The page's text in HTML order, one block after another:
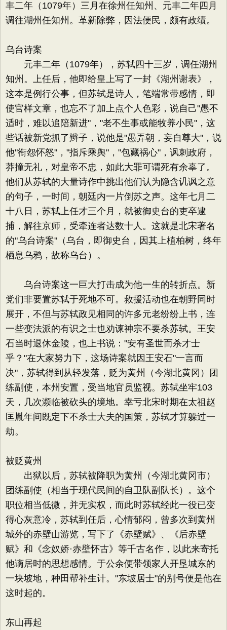
丰二年（1079年）三月在徐州任知州、元丰二年四月
调往湖州任知州。革新除弊，因法便民，颇有政绩。
乌台诗案
元丰二年（1079年），苏轼四十三岁，调任湖州
知州。上任后，他即给皇上写了一封《湖州谢表》，
这本是例行公事，但苏轼是诗人，笔端常带感情，即
使官样文章，也忘不了加上点个人色彩，说自己"愚不
适时，难以追陪新进"，"老不生事或能牧养小民"，这
些话被新党抓了辫子，说他是"愚弄朝，妄自尊大"，说
他"衔怨怀怒"，"指斥乘舆"，"包藏祸心"，讽刺政府，
莽撞无礼，对皇帝不忠，如此大罪可谓死有余辜了。
他们从苏轼的大量诗作中挑出他们认为隐含讥讽之意
的句子，一时间，朝廷内一片倒苏之声。这年七月二
十八日，苏轼上任才三个月，就被御史台的吏卒逮
捕，解往京师，受牵连者达数十人。这就是北宋著名
的"乌台诗案"（乌台，即御史台，因其上植柏树，终年
栖息乌鸦，故称乌台）。
乌台诗案这一巨大打击成为他一生的转折点。新
党们非要置苏轼于死地不可。救援活动也在朝野同时
展开，不但与苏轼政见相同的许多元老纷纷上书，连
一些变法派的有识之士也劝谏神宗不要杀苏轼。王安
石当时退休金陵，也上书说："安有圣世而杀才士
乎？"在大家努力下，这场诗案就因王安石"一言而
决"，苏轼得到从轻发落，贬为黄州（今湖北黄冈）团
练副使，本州安置，受当地官员监视。苏轼坐牢103
天，几次濒临被砍头的境地。幸亏北宋时期在太祖赵
匡胤年间既定下不杀士大夫的国策，苏轼才算躲过一
劫。
被贬黄州
出狱以后，苏轼被降职为黄州（今湖北黄冈市）
团练副使（相当于现代民间的自卫队副队长）。这个
职位相当低微，并无实权，而此时苏轼经此一役已变
得心灰意冷，苏轼到任后，心情郁闷，曾多次到黄州
城外的赤壁山游览，写下了《赤壁赋》、《后赤壁
赋》和《念奴娇·赤壁怀古》等千古名作，以此来寄托
他谪居时的思想感情。于公余便带领家人开垦城东的
一块坡地，种田帮补生计。"东坡居士"的别号便是他在
这时起的。
东山再起